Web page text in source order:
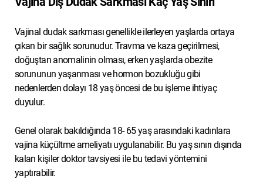
Vajinal dudak sarkması genellikle ilerleyen yaşlarda ortaya
çıkan bir sağlık sorunudur. Travma ve kaza geçirilmesi,
doğuştan anomalinin olması, erken yaşlarda obezite
sorununun yaşanması ve hormon bozukluğu gibi
nedenlerden dolayı 18 yaş öncesi de bu işleme ihtiyaç
duyulur.
Genel olarak bakıldığında 18- 65 yaş arasındaki kadınlara
vajina küçültme ameliyatı uygulanabilir. Bu yaş sınırı dışında
kalan kişiler doktor tavsiyesi ile bu tedavi yöntemini
yaptırabilir.